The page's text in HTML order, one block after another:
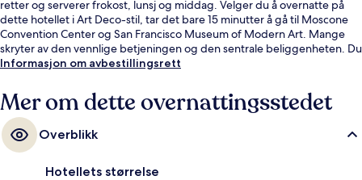
retter og serverer frokost, lunsj og middag. Velger du å overnatte på
dette hotellet i Art Deco-stil, tar det bare 15 minutter å gå til Moscone
Convention Center og San Francisco Museum of Modern Art. Mange
skryter av den vennlige betjeningen og den sentrale beliggenheten. Du
kan gå fra overnattingsstedet til offentlig transport: Market St & 5th St
Market St Stop.
Informasjon om avbestillingsrett
Mer om dette overnattingsstedet
Overblikk
Hotellets størrelse